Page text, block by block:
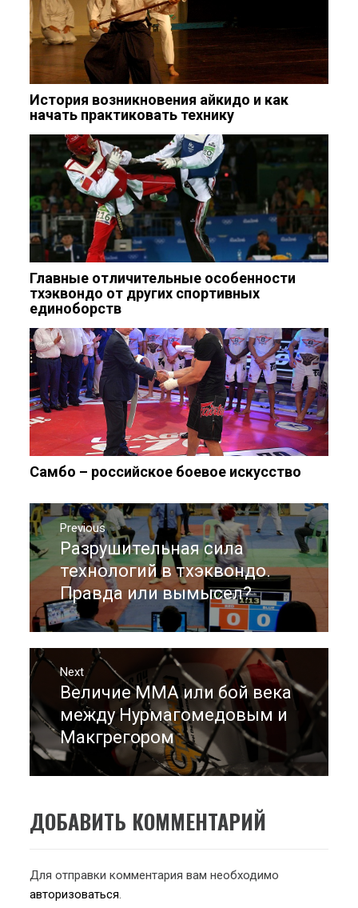
История возникновения айкидо и как
начать практиковать технику
Главные отличительные особенности
тхэквондо от других спортивных
единоборств
Самбо – российское боевое искусство
Навигация
по
записям
Previous
Previous
post:
Разрушительная сила
технологий в тхэквондо.
Правда или вымысел?
Next
Next
post:
Величие ММА или бой века
между Нурмагомедовым и
Макгрегором
ДОБАВИТЬ КОММЕНТАРИЙ
Для отправки комментария вам необходимо
авторизоваться